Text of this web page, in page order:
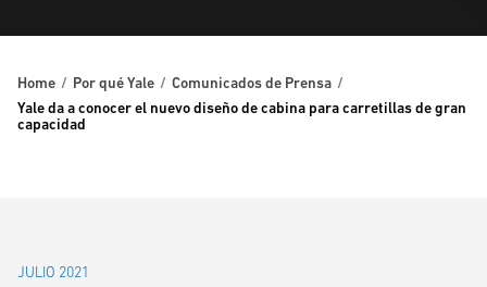
Home Por qué Yale
Comunicados de Prensa
Yale da a conocer el nuevo diseño de cabina para carretillas de gran
capacidad
JULIO 2021